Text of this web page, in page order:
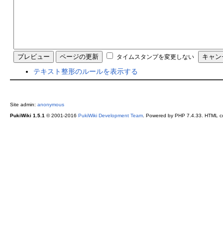
タイムスタンプを変更しない
テキスト整形のルールを表示する
Site admin: anonymous
PukiWiki 1.5.1 © 2001-2016 PukiWiki Development Team. Powered by PHP 7.4.33. HTML